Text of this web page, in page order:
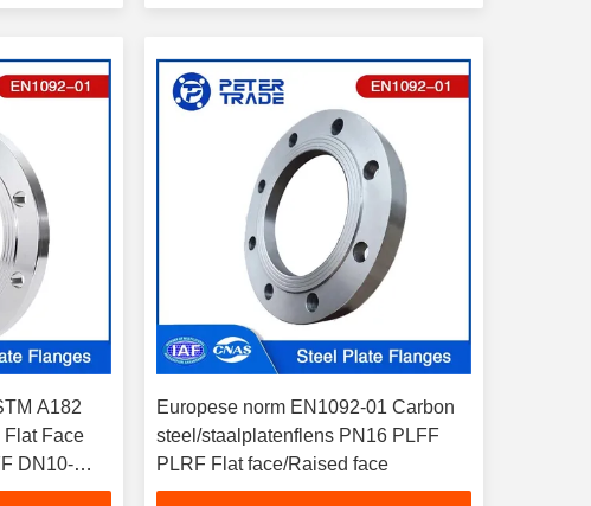
A182
Flat Face
DN10-
industrie
Europese norm EN1092-01 Carbon
steel/staalplatenflens PN16 PLFF
PLRF Flat face/Raised face